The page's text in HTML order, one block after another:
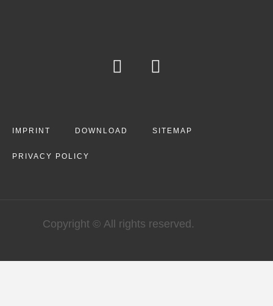
IMPRINT DOWNLOAD SITEMAP
PRIVACY POLICY
Copyright © All rights reserved.